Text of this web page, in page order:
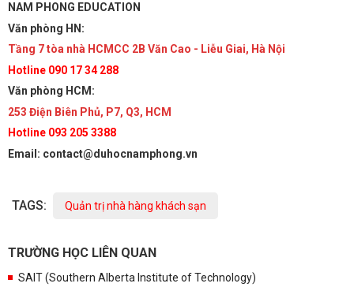
NAM PHONG EDUCATION
Văn phòng HN:
Tầng 7 tòa nhà HCMCC 2B Văn Cao - Liễu Giai, Hà Nội
Hotline 090 17 34 288
Văn phòng HCM:
253 Điện Biên Phủ, P7, Q3, HCM
Hotline 093 205 3388
Email: contact@duhocnamphong.vn
TAGS: Quản trị nhà hàng khách sạn
TRƯỜNG HỌC LIÊN QUAN
SAIT (Southern Alberta Institute of Technology)